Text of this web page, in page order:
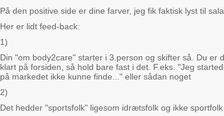
På den positive side er dine farver, jeg fik faktisk lyst til
Her er lidt feed-back:
1)
Din "om body2care" starter i 3.person og skifter så. Du er
klart på forsiden, så hold bare fast i det. F.eks. "Jeg
på markedet ikke kunne finde..." eller sådan noget
2)
Det hedder "sportsfolk" ligesom idrætsfolk og ikke